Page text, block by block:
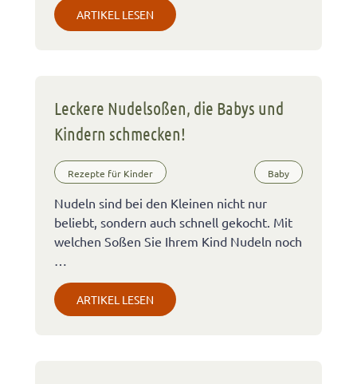
ARTIKEL LESEN
Leckere Nudelsoßen, die Babys und
Kindern schmecken!
Rezepte für Kinder Baby
Nudeln sind bei den Kleinen nicht nur
beliebt, sondern auch schnell gekocht. Mit
welchen Soßen Sie Ihrem Kind Nudeln noch
ARTIKEL LESEN